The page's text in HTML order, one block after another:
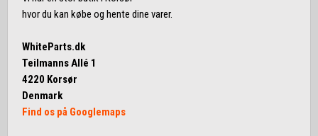
hvor du kan købe og hente dine varer.
WhiteParts.dk
Teilmanns Allé 1
4220 Korsør
Denmark
Find os på Googlemaps